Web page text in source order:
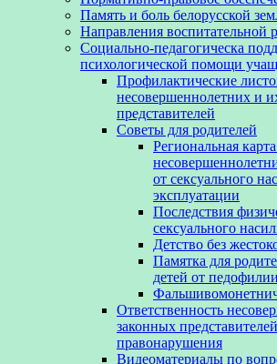
Память и боль белорусской
Направления воспитательной
Социально-педагогическа
психологической помощи
Профилактические
несовершеннолетних и
представителей
Советы для родителей
Региональная
от сексуального
эксплуатации
Последствия
сексуального
Детство без
Памятка для
детей от педофилии
Ответственность
законных
правонарушения
Видеоматериалы по